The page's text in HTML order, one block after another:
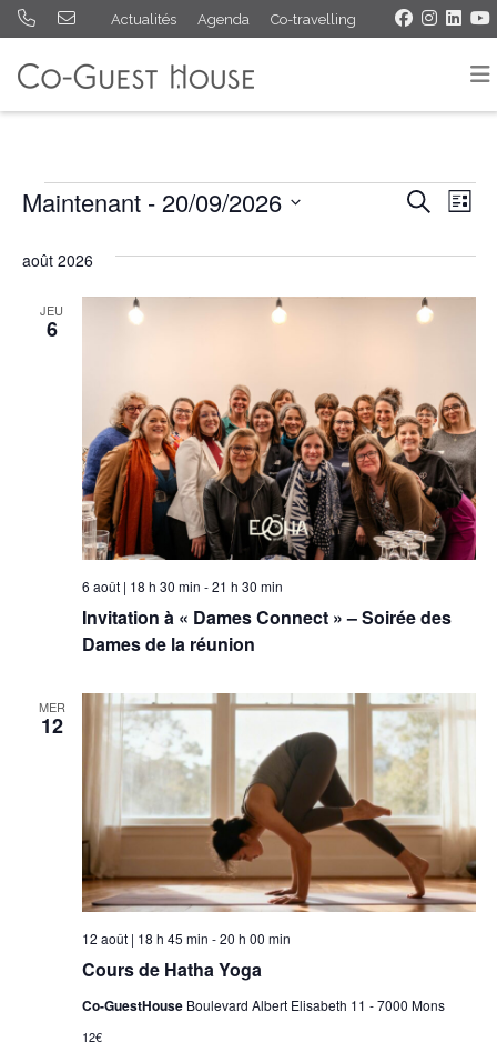
Actualités Agenda Co-travelling
Évènements
et
de
Recherche
Liste
Maintenant - 20/09/2026
une
août 2026
JEU
6
Invitation à « Dames Connect » – Soirée des
Dames de la réunion
6 août | 18 h 30 min -21 h 30 min
MER
12
Cours de Hatha Yoga
12 août | 18 h 45 min -20 h 00 min
Co-GuestHouse Boulevard Albert Elisabeth 11 - 7000 Mons
12€